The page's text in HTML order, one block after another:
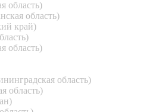
область)
область)
край)
область)
область)
область)